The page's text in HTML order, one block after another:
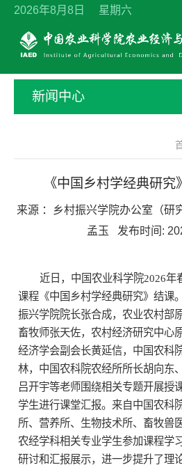
2026年8月8日 星期六
新闻中心
《中国乡村学经典研
来源 ： 乡村振兴学院办公室（研
孟玉
发布时间:
近日，中国农业科学院2026年
课程《中国乡村学经典研究》结课
振兴学院院长张合成，农业农村部
畜牧师张天佐，农村经济研究中心
经济学会副会长黄延信，中国农科
林，中国农科院农经所所长胡向东
吕开宇等老师围绕相关专题开展授
学生进行课堂汇报。来自中国农科
所、营养所、生物技术所、畜牧兽
农经学科相关专业学生参加课程学
研讨和汇报展示，进一步提升了理